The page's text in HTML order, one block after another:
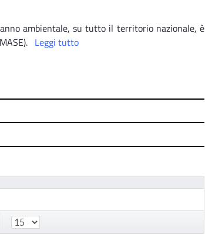
ambientale, su tutto il territorio nazionale, è
Leggi tutto